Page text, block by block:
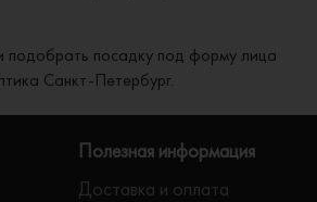
подобрать посадку под форму лица
Санкт-Петербург.
Полезная информация
Доставка и оплата